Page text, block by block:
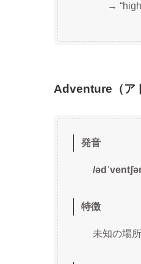
→
Adventure（ア
発音
/
特徴
未知の場